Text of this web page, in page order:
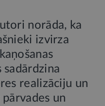
norāda, ka
izvirza
sadārdzina
realizāciju un
un